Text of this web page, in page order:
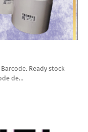
Ready stock
de…